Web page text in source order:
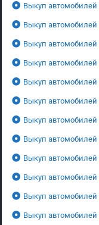
Выкуп автомобилей
Выкуп автомобилей
Выкуп автомобилей
Выкуп автомобилей
Выкуп автомобилей
Выкуп
Выкуп
Выкуп автомобилей
Выкуп автомобилей
Выкуп автомобилей
Выкуп автомобилей
Выкуп